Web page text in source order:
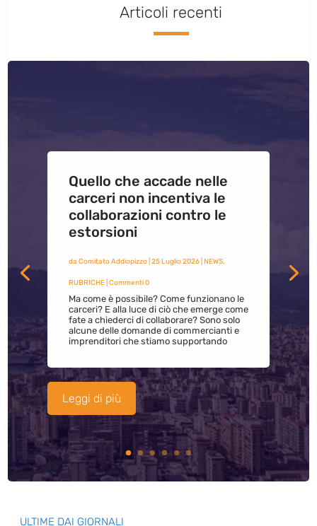
Articoli recenti
Quello che accade nelle
carceri non incentiva le
collaborazioni contro le
estorsioni
da Comitato Addiopizzo| 25 Luglio 2026| NEWS,
RUBRICHE| Commenti 0
Ma come è possibile? Come funzionano le
carceri? E alla luce di ciò che emerge come
fate a chiederci di collaborare? Sono solo
alcune delle domande di commercianti e
imprenditori che stiamo supportando
Leggi di più
ULTIME DAI GIORNALI